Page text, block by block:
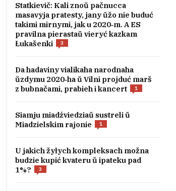
Statkievič: Kali znoŭ pačnucca
masavyja pratesty, jany ŭžo nie buduć
takimi mirnymi, jak u 2020‑m. A ES
pravilna pierastaŭ vieryć kazkam
Łukašenki
3
Da hadaviny vialikaha narodnaha
ŭzdymu 2020‑ha ŭ Vilni projduć marš
z bubnačami, prabieh i kancert
1
Siamju miadźviedziaŭ sustreli ŭ
Miadzielskim rajonie
1
U jakich žyłych kompleksach možna
budzie kupić kvateru ŭ ipateku pad
1%?
3